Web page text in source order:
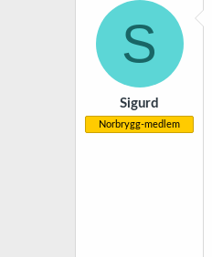
S
Sigurd
Norbrygg-medlem